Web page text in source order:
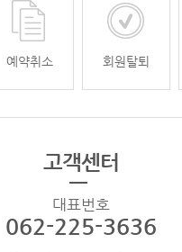
예약취소 회원탈퇴
고객센터
대표번호
062-225-3636